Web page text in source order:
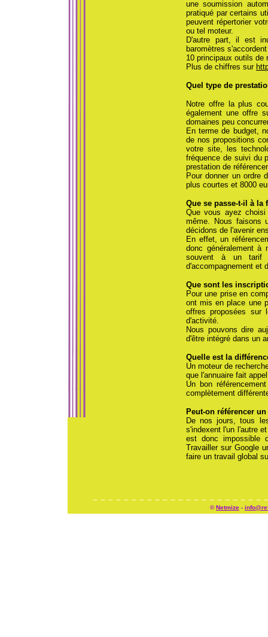
une soumission
pratiqué par certains
peuvent répertorier
ou tel moteur.
D'autre part, il est
baromètres
10 principaux outils de
Plus de chiffres sur
Quel type de
Notre offre la plus
également une offre
domaines peu
En terme de budget,
de nos propositions
votre site, les
fréquence de suivi du
prestation de
Pour donner un ordre
plus courtes et 8000
Que se passe-t-il à la
Que vous ayez
même. Nous faisons
décidons de l'avenir
En effet, un
donc généralement à
souvent à un tarif
d'accompagnement et
Que sont les
Pour une prise en
ont mis en place une
offres proposées sur
d'activité.
Nous pouvons dire
d'être intégré dans un
Quelle est la
Un moteur de
que l'annuaire fait
Un bon
complètement
Peut-on référencer
De nos jours, tous
s'indexent l'un l'autre
est donc impossible
Travailler sur Google
faire un travail global
©Netmize -